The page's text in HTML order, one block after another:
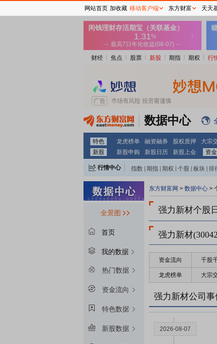
财经 焦点 股票 新股 期指 期权 行
数据中心
特色 龙虎榜单 融资融券 股权质押 大宗
新股
新股申购 新股日历 新股上会 资金
行情中心 指数 期指 期权 个股 板块 排
全景图
首页
我的数据
热门数据
资金流向
特色数据
新股数据
东方财富网 > 数据中心 >
强力新材个股
强力新材
资金流向 千股
龙虎榜单 大宗
强力新材公司
2026-08-29
2026-08-24
2026-08-07
网站首页 加收藏 移动客户端 东方财富 天天